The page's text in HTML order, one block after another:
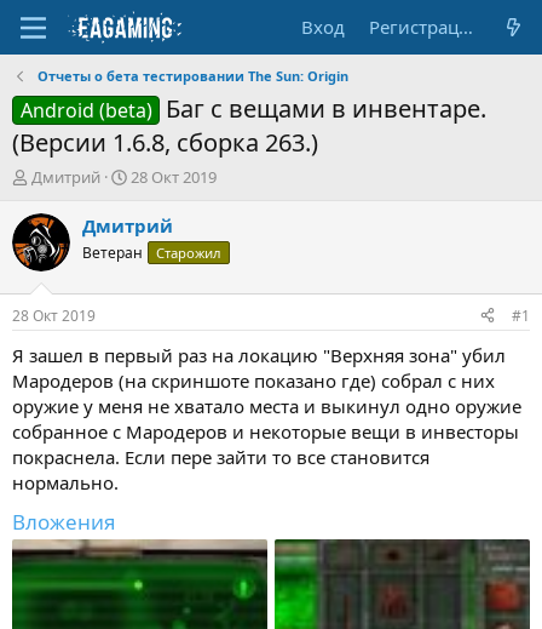
Вход Регистрация
Отчеты о бета тестировании The Sun: Origin
Android (beta)
Баг с вещами в инвентаре.
(Версии 1.6.8, сборка 263.)
А
т
о
р
т
е
м
ы
Дмитрий
Д
т
а
н
а
л
28 Окт 2019
Дмитрий
Ветеран Старожил
28 Окт 2019 #1
Я зашел в первый раз на локацию "Верхняя зона" убил
Мародеров (на скриншоте показано где) собрал с них
оружие у меня не хватало места и выкинул одно оружие
собранное с Мародеров и некоторые вещи в инвесторы
покраснела. Если пере зайти то все становится
нормально.
Вложения